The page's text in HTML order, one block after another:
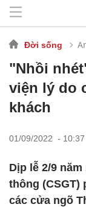
Đời sống
"Nhồi
viện lý do
khách
01/09/2022 - 10:37
Dịp lễ 2/9
thông (CSGT)
các cửa ngõ